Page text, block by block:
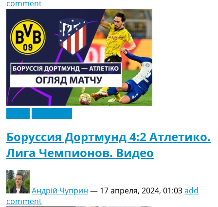
comment
Боруссия Дортмунд 4:2 Атлетико.
Лига Чемпионов. Видео
Андрій Чуприн — 17 апреля, 2024, 01:03add
comment